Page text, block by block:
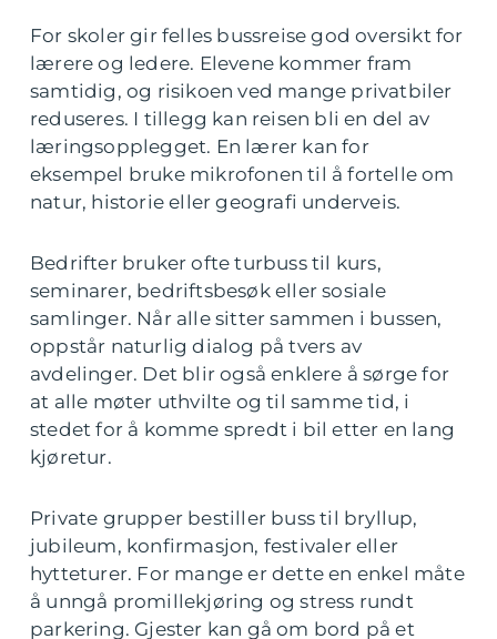
For skoler gir felles bussreise god oversikt for
lærere og ledere. Elevene kommer fram
samtidig, og risikoen ved mange privatbiler
reduseres. I tillegg kan reisen bli en del av
læringsopplegget. En lærer kan for
eksempel bruke mikrofonen til å fortelle om
natur, historie eller geografi underveis.
Bedrifter bruker ofte turbuss til kurs,
seminarer, bedriftsbesøk eller sosiale
samlinger. Når alle sitter sammen i bussen,
oppstår naturlig dialog på tvers av
avdelinger. Det blir også enklere å sørge for
at alle møter uthvilte og til samme tid, i
stedet for å komme spredt i bil etter en lang
kjøretur.
Private grupper bestiller buss til bryllup,
jubileum, konfirmasjon, festivaler eller
hytteturer. For mange er dette en enkel måte
å unngå promillekjøring og stress rundt
parkering. Gjester kan gå om bord på et